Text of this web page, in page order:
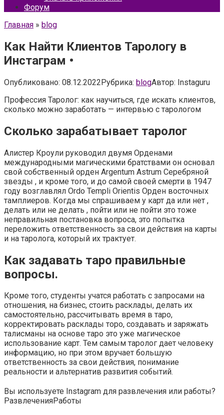
Форум
Главная » blog
Как Найти Клиентов Тарологу в
Инстаграм •
Опубликовано: 08.12.2022Рубрика: blogАвтор: Instaguru
Профессия Таролог: как научиться, где искать клиентов,
сколько можно заработать — интервью с тарологом
Сколько зарабатывает таролог
Алистер Кроули руководил двумя Орденами
международными магическими братствами он основал
свой собственный орден Argentum Astrum Серебряной
звезды , и кроме того, и до самой своей смерти в 1947
году возглавлял Ordo Templi Orientis Орден восточных
тамплиеров. Когда мы спрашиваем у карт да или нет ,
делать или не делать , пойти или не пойти это тоже
неправильная постановка вопроса, это попытка
переложить ответственность за свои действия на карты
и на таролога, который их трактует.
Как задавать таро правильные
вопросы.
Кроме того, студенты учатся работать с запросами на
отношения, на бизнес, стоить расклады, делать их
самостоятельно, рассчитывать время в таро,
корректировать расклады торо, создавать и заряжать
талисманы на основе таро это уже магическое
использование карт. Тем самым таролог дает человеку
информацию, но при этом вручает большую
ответственность за свои действия, понимание
реальности и альтернатив развития событий.
Вы используете Instagram для развлечения или работы?
РазвлеченияРаботы